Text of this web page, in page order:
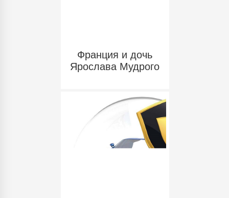
Франция и дочь
Ярослава Мудрого